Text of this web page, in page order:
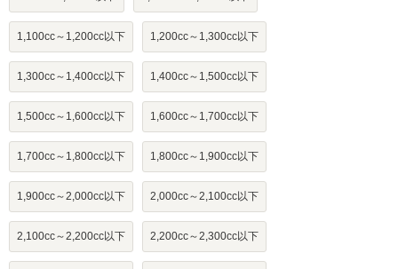
1,100cc～1,200cc以下 1,200cc～1,300cc以下
1,300cc～1,400cc以下 1,400cc～1,500cc以下
1,500cc～1,600cc以下 1,600cc～1,700cc以下
1,700cc～1,800cc以下 1,800cc～1,900cc以下
1,900cc～2,000cc以下 2,000cc～2,100cc以下
2,100cc～2,200cc以下 2,200cc～2,300cc以下